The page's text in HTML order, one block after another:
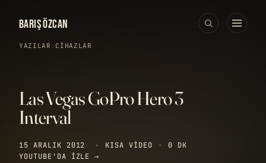
BARIŞ ÖZCAN
YAZILAR › CIHAZLAR
Las Vegas GoPro Hero 3
Interval
15 ARALIK 2012 · KISA VIDEO ·
0 DK
YOUTUBE'DA IZLE →